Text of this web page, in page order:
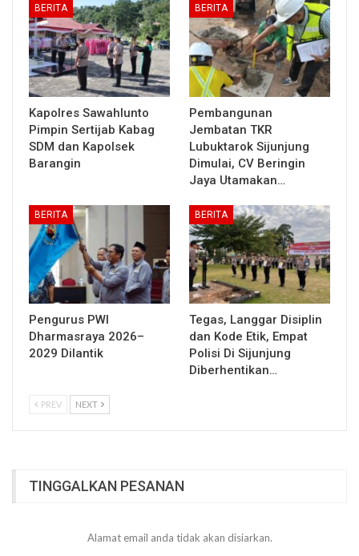
BERITA
Kapolres Sawahlunto
Pimpin Sertijab Kabag
SDM dan Kapolsek
Barangin
BERITA
Pembangunan
Jembatan TKR
Lubuktarok Sijunjung
Dimulai, CV Beringin
Jaya Utamakan…
BERITA
Pengurus PWI
Dharmasraya 2026–
2029 Dilantik
BERITA
Tegas, Langgar Disiplin
dan Kode Etik, Empat
Polisi Di Sijunjung
Diberhentikan…
PREV NEXT
TINGGALKAN PESANAN
Alamat email anda tidak akan disiarkan.